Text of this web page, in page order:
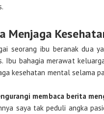
Menjaga
seorang ibu beranak dua
Ibu bahagia merawat
kesehatan mental selama
membaca berita
saya tak peduli angka